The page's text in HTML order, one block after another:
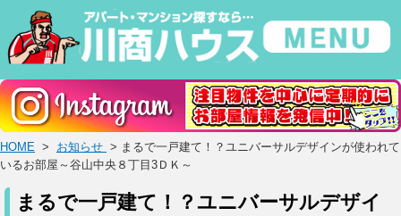
HOME > お知らせ > まるで一戸建て！？ユニバーサルデザインが使われて
いるお部屋～谷山中央８丁目3ＤＫ～
まるで一戸建て！？ユニバーサルデザイ